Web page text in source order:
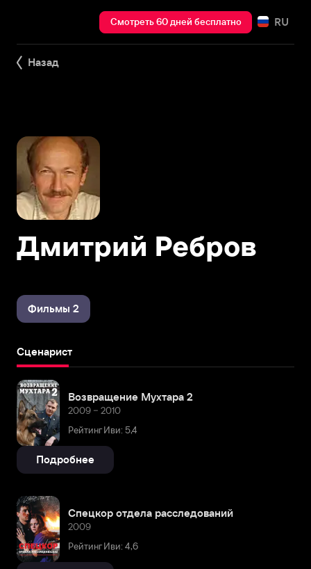
Смотреть 60 дней бесплатно RU
Назад
Дмитрий Ребров
Фильмы 2
Сценарист
Возвращение Мухтара 2
2009 – 2010
Рейтинг Иви: 5,4
Подробнее
Спецкор отдела расследований
2009
Рейтинг Иви: 4,6